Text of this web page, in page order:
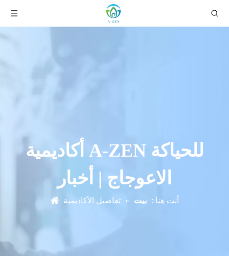
أكاديمية A-ZEN للحياكة
الاعوجاج | أخبار
أنت هنا : بيت » تفاصيل الأكاديمية